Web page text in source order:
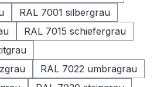
RAL 7001 silbergrau
RAL 7015 schiefergrau
RAL 7022 umbragrau